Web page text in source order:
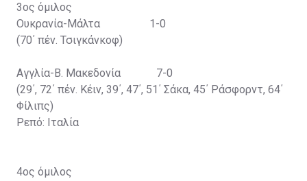
3ος όμιλος
Ουκρανία-Μάλτα 1-0
(70΄ πέν. Τσιγκάνκοφ)
Αγγλία-Β. Μακεδονία 7-0
(29΄, 72΄ πέν. Κέιν, 39΄, 47΄, 51΄ Σάκα, 45΄ Ράσφορντ, 64΄
Φίλιπς)
Ρεπό: Ιταλία
4ος όμιλος